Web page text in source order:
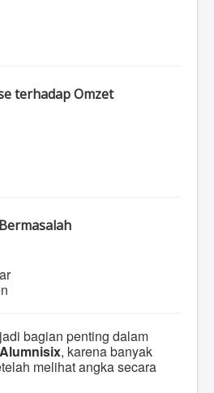
terhadap Omzet
bagian penting dalam
Alumnisix, karena banyak
melihat angka secara